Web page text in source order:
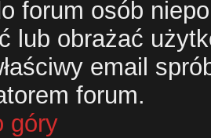
forum osób
lub obrażać
email
forum.
góry